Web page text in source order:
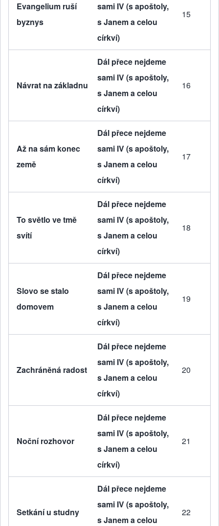
Evangelium ruší
byznys
sami IV (s apoštoly,
s Janem a celou
církví)
15
Návrat na základnu
Dál přece nejdeme
sami IV (s apoštoly,
s Janem a celou
církví)
16
Až na sám konec
země
Dál přece nejdeme
sami IV (s apoštoly,
s Janem a celou
církví)
17
To světlo ve tmě
svítí
Dál přece nejdeme
sami IV (s apoštoly,
s Janem a celou
církví)
18
Slovo se stalo
domovem
Dál přece nejdeme
sami IV (s apoštoly,
s Janem a celou
církví)
19
Zachráněná radost
Dál přece nejdeme
sami IV (s apoštoly,
s Janem a celou
církví)
20
Noční rozhovor
Dál přece nejdeme
sami IV (s apoštoly,
s Janem a celou
církví)
21
Setkání u studny
Dál přece nejdeme
sami IV (s apoštoly,
s Janem a celou
22